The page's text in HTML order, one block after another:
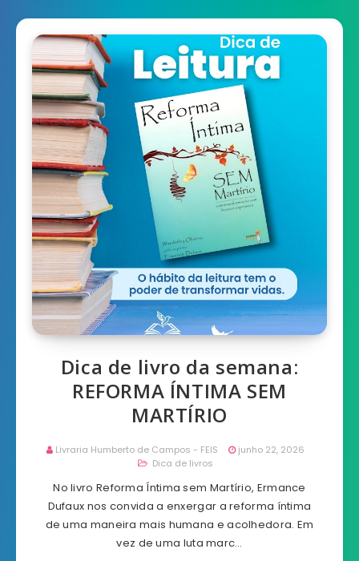
Dica de livro da semana:
REFORMA ÍNTIMA SEM
MARTÍRIO
Livraria Humberto de Campos - FEIS
junho 22, 2026
Dica de livros
No livro Reforma Íntima sem Martírio, Ermance
Dufaux nos convida a enxergar a reforma íntima
de uma maneira mais humana e acolhedora. Em
vez de uma luta marc…